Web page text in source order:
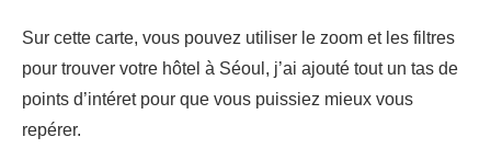
Sur cette carte, vous pouvez utiliser le zoom et les filtres
pour trouver votre hôtel à Séoul, j’ai ajouté tout un tas de
points d’intéret pour que vous puissiez mieux vous
repérer.